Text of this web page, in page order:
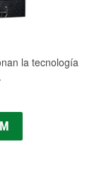
la tecnología